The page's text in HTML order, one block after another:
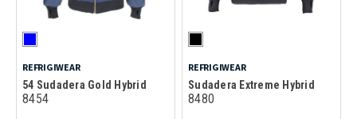
REFRIGIWEAR
54 Sudadera Gold Hybrid
8454
REFRIGIWEAR
Sudadera Extreme Hybrid
8480